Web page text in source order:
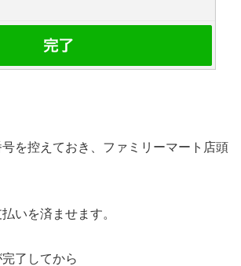
を控えておき、ファミリーマート店頭
いを済ませます。
了してから